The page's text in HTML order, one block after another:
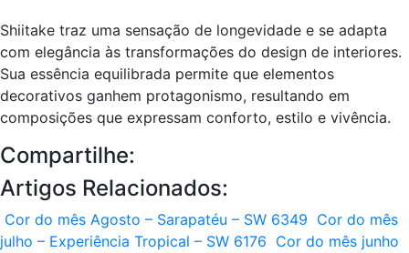
Shiitake traz uma sensação de longevidade e se adapta
com elegância às transformações do design de interiores.
Sua essência equilibrada permite que elementos
decorativos ganhem protagonismo, resultando em
composições que expressam conforto, estilo e vivência.
Compartilhe:
Artigos Relacionados:
Cor do mês Agosto – Sarapatéu – SW 6349 Cor do mês
julho – Experiência Tropical – SW 6176 Cor do mês junho